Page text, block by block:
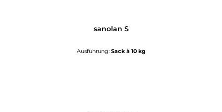
sanolan S
Ausführung: Sack à 10 kg